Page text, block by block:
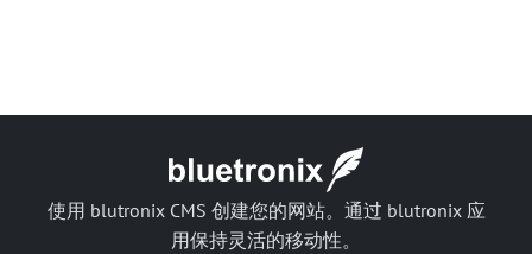
使用 blutronix CMS 创建您的网站。通过 blutronix 应
用保持灵活的移动性。